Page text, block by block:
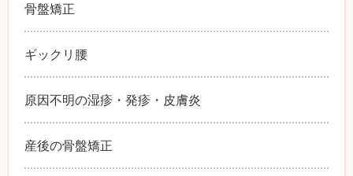
骨盤矯正
ギックリ腰
原因不明の湿疹・発疹・皮膚炎
産後の骨盤矯正